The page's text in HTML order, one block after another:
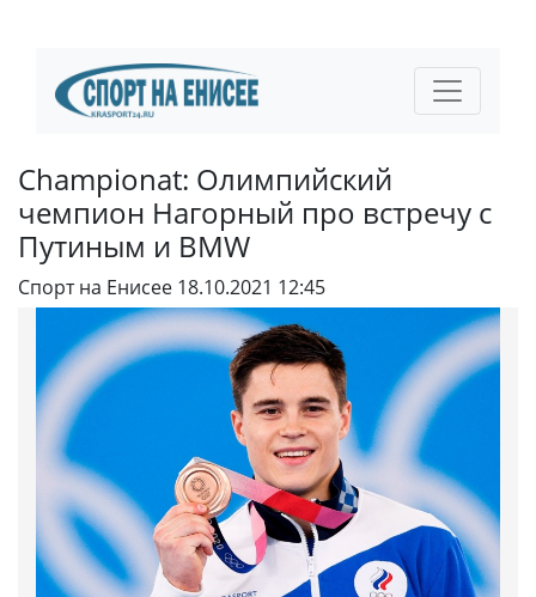
Championat: Олимпийский
чемпион Нагорный про встречу с
Путиным и BMW
Спорт на Енисее 18.10.2021 12:45